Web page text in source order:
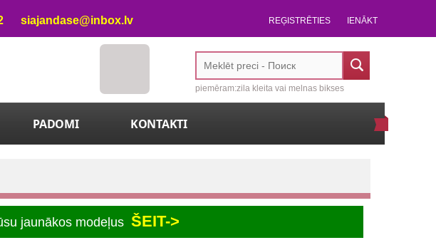
siajandase@inbox.lv REĢISTRĒTIES IENĀKT
piemēram:zila kleita vai melnas bikses
PADOMI KONTAKTI
jaunākos modeļus ŠEIT->